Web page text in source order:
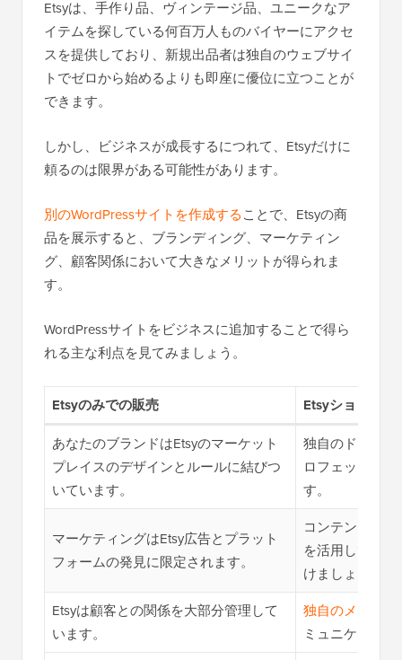
Etsyは、手作り品、ヴィンテージ品、ユニークなア
イテムを探している何百万人ものバイヤーにアクセ
スを提供しており、新規出品者は独自のウェブサイ
トでゼロから始めるよりも即座に優位に立つことが
できます。
しかし、ビジネスが成長するにつれて、Etsyだけに
頼るのは限界がある可能性があります。
別のWordPressサイトを作成することで、Etsyの商
品を展示すると、ブランディング、マーケティン
グ、顧客関係において大きなメリットが得られま
す。
WordPressサイトをビジネスに追加することで得ら
れる主な利点を見てみましょう。
Etsyのみでの販売
Etsyショップと
あなたのブランドはEtsyのマーケット
プレイスのデザインとルールに結びつ
いています。
独自のドメイ
ロフェッショ
す。
マーケティングはEtsy広告とプラット
フォームの発見に限定されます。
コンテンツマ
を活用して、
けましょう。
Etsyは顧客との関係を大部分管理して
います。
独自のメール
ミュニケーシ